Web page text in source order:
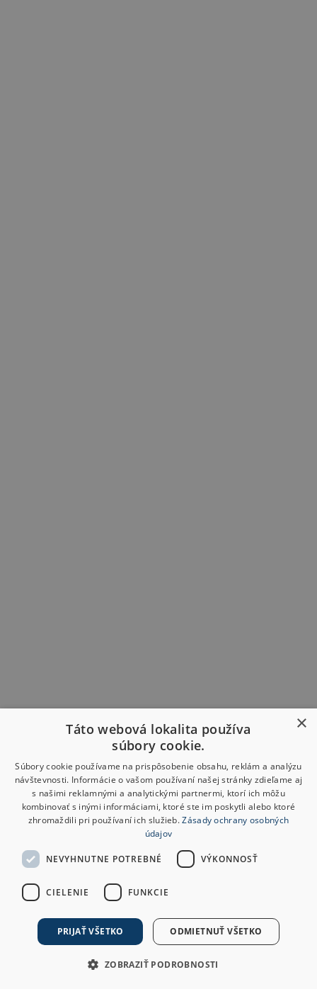
×
Táto webová lokalita používa
súbory cookie.
Súbory cookie používame na prispôsobenie obsahu, reklám a analýzu
návštevnosti. Informácie o vašom používaní našej stránky zdieľame aj
s našimi reklamnými a analytickými partnermi, ktorí ich môžu
kombinovať s inými informáciami, ktoré ste im poskytli alebo ktoré
zhromaždili pri používaní ich služieb.Zásady ochrany osobných
údajov
NEVYHNUTNE POTREBNÉ VÝKONNOSŤ
CIELENIE FUNKCIE
PRIJAŤ VŠETKO ODMIETNUŤ VŠETKO
ZOBRAZIŤ PODROBNOSTI